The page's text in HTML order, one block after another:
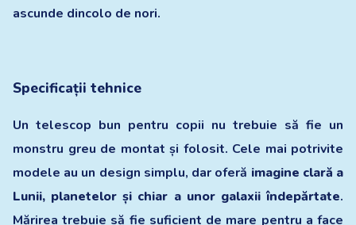
ascunde dincolo de nori.
Specificații tehnice
Un telescop bun pentru copii nu trebuie să fie un
monstru greu de montat și folosit. Cele mai potrivite
modele au un design simplu, dar oferă imagine clară a
Lunii, planetelor și chiar a unor galaxii îndepărtate.
Mărirea trebuie să fie suficient de mare pentru a face